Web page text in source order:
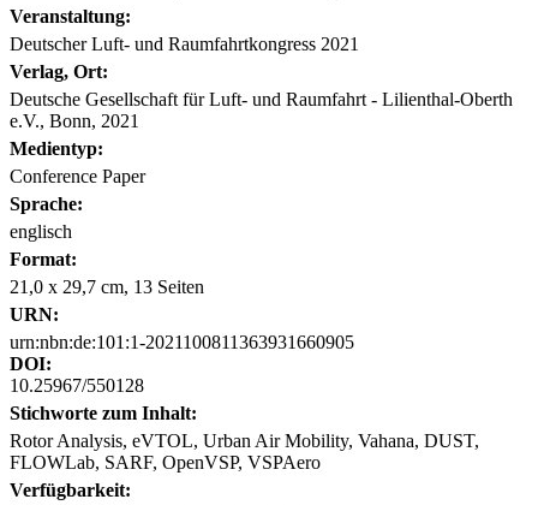
Veranstaltung:
Deutscher Luft- und Raumfahrtkongress 2021
Verlag, Ort:
Deutsche Gesellschaft für Luft- und Raumfahrt - Lilienthal-Oberth
e.V., Bonn, 2021
Medientyp:
Conference Paper
Sprache:
englisch
Format:
21,0 x 29,7 cm, 13 Seiten
URN:
urn:nbn:de:101:1-2021100811363931660905
DOI:
10.25967/550128
Stichworte zum Inhalt:
Rotor Analysis, eVTOL, Urban Air Mobility, Vahana, DUST,
FLOWLab, SARF, OpenVSP, VSPAero
Verfügbarkeit: